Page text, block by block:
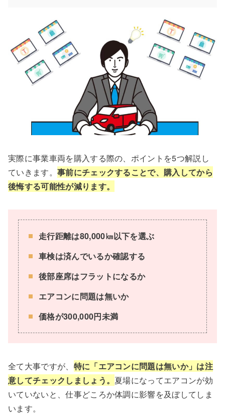
実際に事業車両を購入する際の、ポイントを5つ解説し
ていきます。 事前にチェックすることで、購入してから
後悔する可能性が減ります。
走行距離は80,000㎞以下を選ぶ
車検は済んでいるか確認する
後部座席はフラットになるか
エアコンに問題は無いか
価格が300,000円未満
全て大事ですが、 特に「エアコンに問題は無いか」は注
意してチェックしましょう。 夏場になってエアコンが効
いていないと、仕事どころか体調に影響を及ぼしてしま
います。